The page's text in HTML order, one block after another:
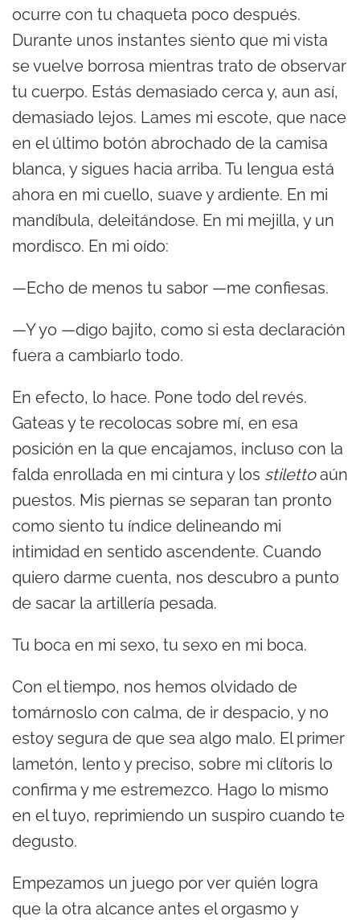
ocurre con tu chaqueta poco después.
Durante unos instantes siento que mi vista
se vuelve borrosa mientras trato de observar
tu cuerpo. Estás demasiado cerca y, aun así,
demasiado lejos. Lames mi escote, que nace
en el último botón abrochado de la camisa
blanca, y sigues hacia arriba. Tu lengua está
ahora en mi cuello, suave y ardiente. En mi
mandíbula, deleitándose. En mi mejilla, y un
mordisco. En mi oído:
—Echo de menos tu sabor —me confiesas.
—Y yo —digo bajito, como si esta declaración
fuera a cambiarlo todo.
En efecto, lo hace. Pone todo del revés.
Gateas y te recolocas sobre mí, en esa
posición en la que encajamos, incluso con la
falda enrollada en mi cintura y los stilettoaún
puestos. Mis piernas se separan tan pronto
como siento tu índice delineando mi
intimidad en sentido ascendente. Cuando
quiero darme cuenta, nos descubro a punto
de sacar la artillería pesada.
Tu boca en mi sexo, tu sexo en mi boca.
Con el tiempo, nos hemos olvidado de
tomárnoslo con calma, de ir despacio, y no
estoy segura de que sea algo malo. El primer
lametón, lento y preciso, sobre mi clítoris lo
confirma y me estremezco. Hago lo mismo
en el tuyo, reprimiendo un suspiro cuando te
degusto.
Empezamos un juego por ver quién logra
que la otra alcance antes el orgasmo y